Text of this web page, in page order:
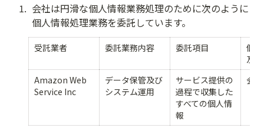
1. 会社は円滑な個人情報業務処理のために次のように
個人情報処理業務を委託しています。
受託業者 委託業務内容 委託項目
個
及
Amazon Web
Service Inc
データ保管及び
システム運用
サービス提供の
過程で収集した
すべての個人情
報
会